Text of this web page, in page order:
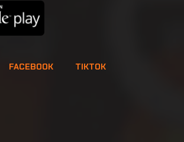
FACEBOOK TIKTOK